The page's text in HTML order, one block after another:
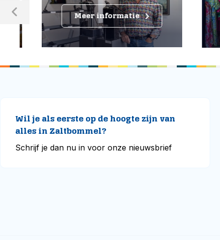
Meer informatie
Wil je als eerste op de hoogte zijn van
alles in Zaltbommel?
Schrijf je dan nu in voor onze nieuwsbrief